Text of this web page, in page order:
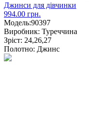
Джинси для дівчинки
994.00 грн.
Модель:90397
Виробник: Туреччина
Зріст: 24,26,27
Полотно: Джинс